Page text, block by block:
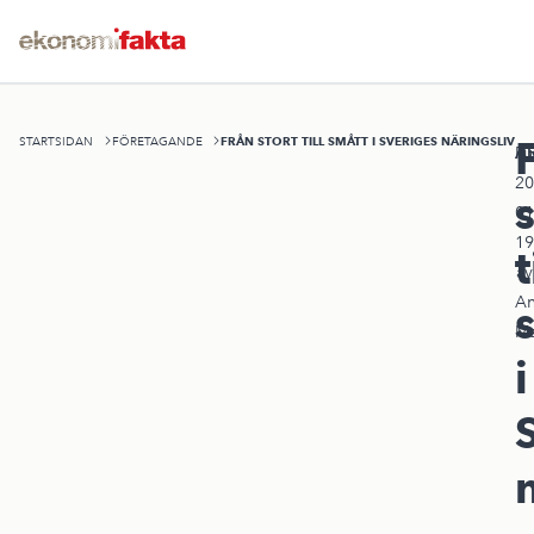
STARTSIDAN FÖRETAGANDE FRÅN STORT TILL SMÅTT I SVERIGES NÄRINGSLIV
i
19
av